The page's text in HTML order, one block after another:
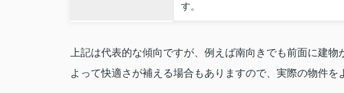
す。
上記は代表的な傾向ですが、例えば南向きでも前面に建
よって快適さが補える場合もありますので、実際の物件を